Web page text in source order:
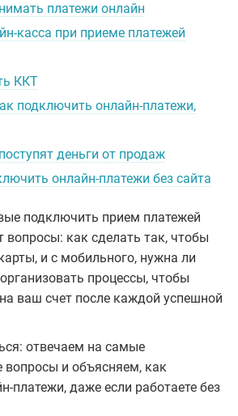
платежи онлайн
касса при приеме платежей
ККТ
подключить онлайн-платежи,
деньги от продаж
онлайн-платежи без сайта
подключить прием платежей
вопросы: как сделать так, чтобы
и с мобильного, нужна ли
процессы, чтобы
ваш счет после каждой успешной
отвечаем на самые
вопросы и объясняем, как
платежи, даже если работаете без